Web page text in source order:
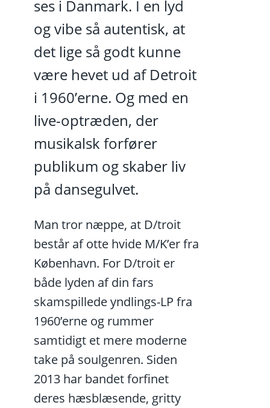
ses i Danmark. I en lyd
og vibe så autentisk, at
det lige så godt kunne
være hevet ud af Detroit
i 1960’erne. Og med en
live-optræden, der
musikalsk forfører
publikum og skaber liv
på dansegulvet.
Man tror næppe, at D/troit
består af otte hvide M/K’er fra
København. For D/troit er
både lyden af din fars
skamspillede yndlings-LP fra
1960’erne og rummer
samtidigt et mere moderne
take på soulgenren. Siden
2013 har bandet forfinet
deres hæsblæsende, gritty